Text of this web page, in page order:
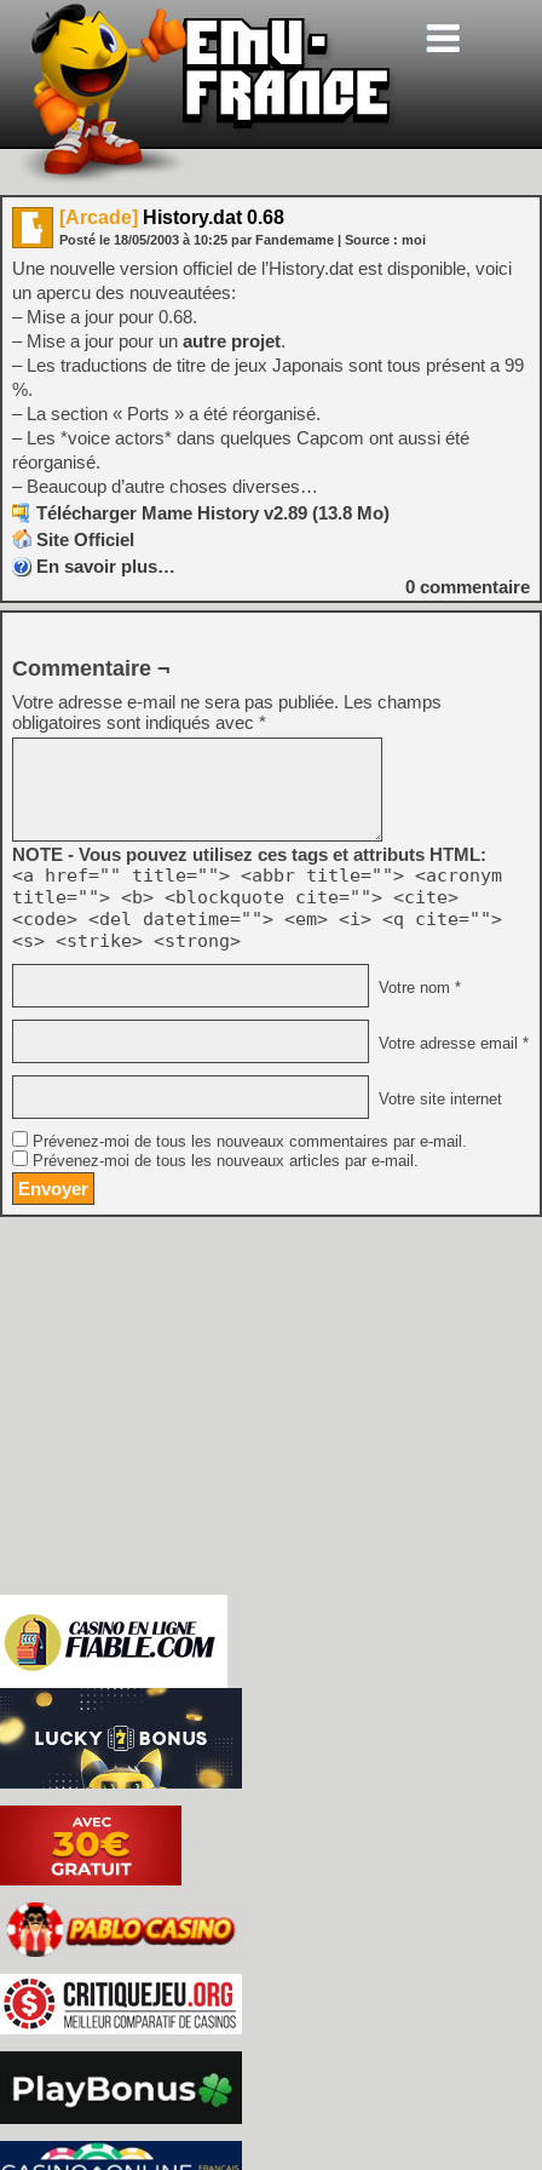
[Arcade] History.dat 0.68
Posté le 18/05/2003 à 10:25 par Fandemame | Source : moi
Une nouvelle version officiel de l’History.dat est disponible, voici
un apercu des nouveautées:
– Mise a jour pour 0.68.
– Mise a jour pour un autre projet.
– Les traductions de titre de jeux Japonais sont tous présent a 99
%.
– La section « Ports » a été réorganisé.
– Les *voice actors* dans quelques Capcom ont aussi été
réorganisé.
– Beaucoup d’autre choses diverses…
Télécharger Mame History v2.89 (13.8 Mo)
Site Officiel
En savoir plus…
0 commentaire
Commentaire ¬
Votre adresse e-mail ne sera pas publiée. Les champs
obligatoires sont indiqués avec *
NOTE - Vous pouvez utilisez ces tags et attributs HTML:
<a href="" title=""> <abbr title=""> <acronym
title=""> <b> <blockquote cite=""> <cite>
<code> <del datetime=""> <em> <i> <q cite="">
<s> <strike> <strong>
Votre nom *
Votre adresse email *
Votre site internet
Prévenez-moi de tous les nouveaux commentaires par e-mail.
Prévenez-moi de tous les nouveaux articles par e-mail.